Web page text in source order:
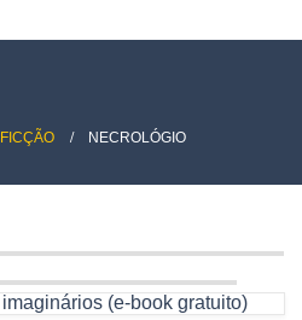
FICÇÃO NECROLÓGIO
(e-book gratuito)